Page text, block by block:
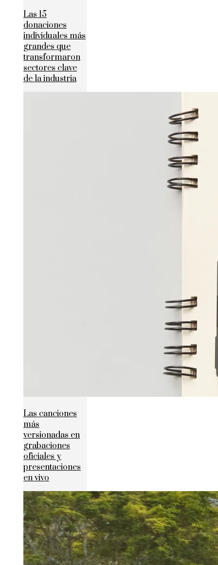
Las 15
donaciones
individuales más
grandes que
transformaron
sectores clave
de la industria
Las canciones
más
versionadas en
grabaciones
oficiales y
presentaciones
en vivo